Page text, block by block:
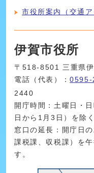
市役所案内（交通ア
伊賀市役所
〒518-8501 三重県
電話（代表）：0595-
2440
開庁時間：土曜日・
日から1月3日）を除
窓口の延長：開庁日
課税課、収税課）を
す。